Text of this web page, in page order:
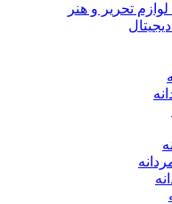
تحریر و هنر